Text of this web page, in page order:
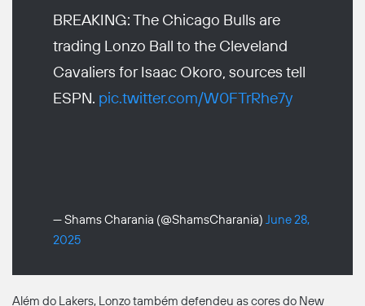
BREAKING: The Chicago Bulls are
trading Lonzo Ball to the Cleveland
Cavaliers for Isaac Okoro, sources tell
ESPN. pic.twitter.com/W0FTrRhe7y
— Shams Charania (@ShamsCharania) June 28,
2025
Além do Lakers, Lonzo também defendeu as cores do New